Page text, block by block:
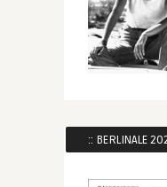
:: BERLINALE